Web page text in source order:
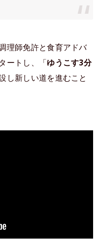
理師免許と食育アドバ
ートし、「ゆうこす3分
し新しい道を進むこと